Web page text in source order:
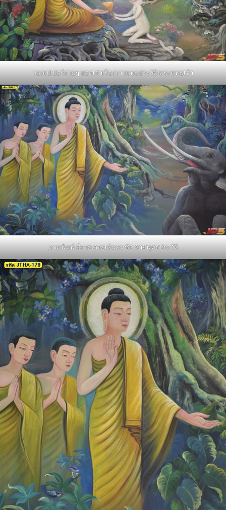
วอลเปเปอร์สวยๆ บอกเล่าเรื่องราวพุทธประวัติ พระพุทธเจ้า
ภาพพิมพ์ สีสวย ลายเส้นคมชัด ลายพุทธประวัติ